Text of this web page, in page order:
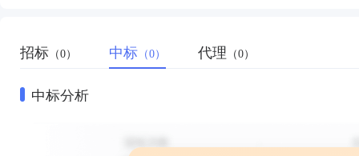
招标 （0） 中标 （0） 代理 （0）
中标分析